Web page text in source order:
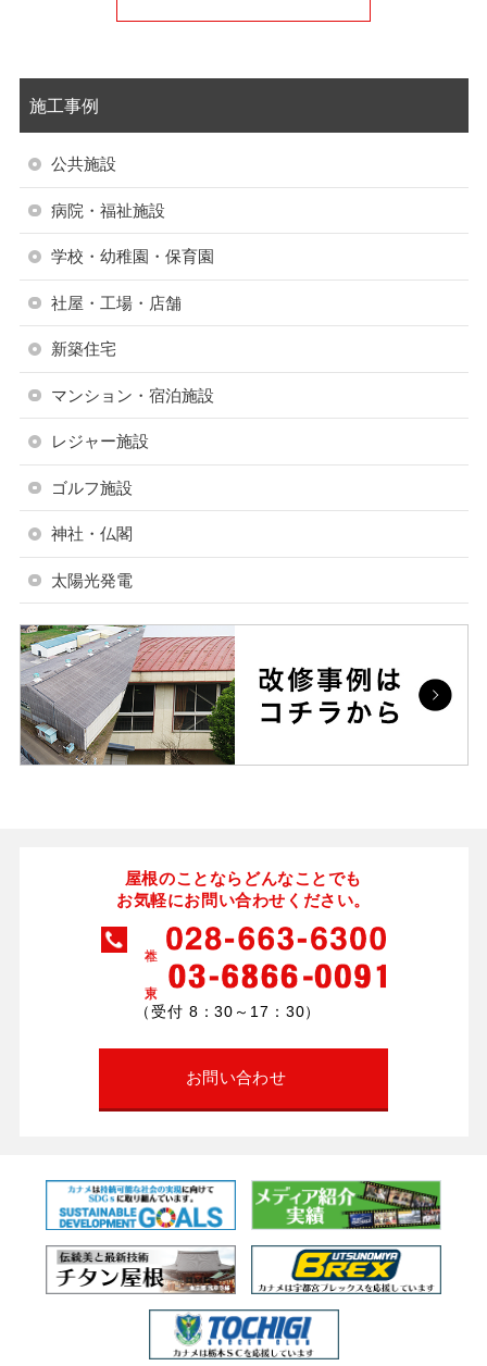
施工事例
公共施設
病院・福祉施設
学校・幼稚園・保育園
社屋・工場・店舗
新築住宅
マンション・宿泊施設
レジャー施設
ゴルフ施設
神社・仏閣
太陽光発電
屋根のことならどんなことでも
お気軽にお問い合わせください。
（受付 8：30～17：30）
お問い合わせ